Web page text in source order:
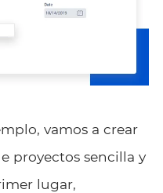
vamos a crear
proyectos sencilla y
lugar,